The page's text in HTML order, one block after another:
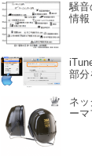
騒音
情報
部分
ネ
ー